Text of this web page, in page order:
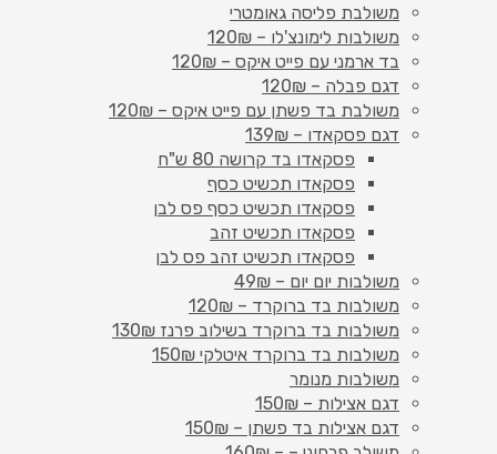
משולבת פליסה גאומטרי
משולבות לימונצ'לו – 120₪
בד ארמני עם פייט איקס – 120₪
דגם פבלה – 120₪
משולבת בד פשתן עם פייט איקס – 120₪
דגם פסקאדו – 139₪
פסקאדו בד קרושה 80 ש"ח
פסקאדו תכשיט כסף
פסקאדו תכשיט כסף פס לבן
פסקאדו תכשיט זהב
פסקאדו תכשיט זהב פס לבן
משולבות יום יום – 49₪
משולבות בד ברוקרד – 120₪
משולבות בד ברוקרד בשילוב פרנז 130₪
משולבות בד ברוקרד איטלקי 150₪
משולבות מנומר
דגם אצילות – 150₪
דגם אצילות בד פשתן – 150₪